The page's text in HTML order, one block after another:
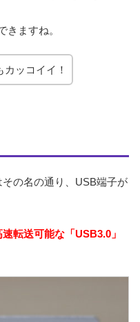
きますね。
ッコイイ！
その名の通り、USB端子が
転送可能な「USB3.0」